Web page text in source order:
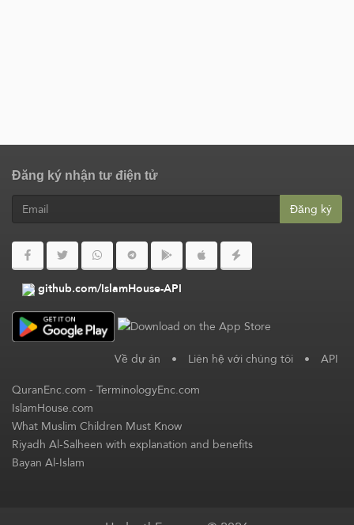
Đăng ký nhận tư điện tử
Đăng ký
github.com/IslamHouse-API
Về dự án • Liên hệ với chúng tôi • API
QuranEnc.com-TerminologyEnc.com
IslamHouse.com
What Muslim Children Must Know
Riyadh Al-Salheen with explanation and benefits
Bayan Al-Islam